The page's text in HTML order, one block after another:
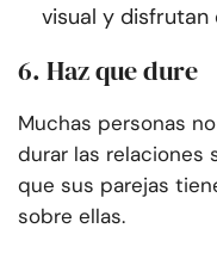
visual y disfrutan
6. Haz que dure
Muchas personas
durar las relaciones
que sus parejas
sobre ellas.